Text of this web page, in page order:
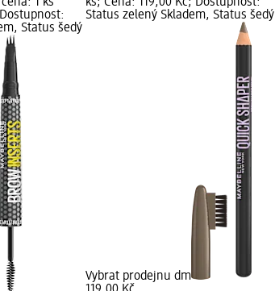
1 ks
Status šedý
ks; Cena: 119,00 Kč; Dostupnost:
Status zelený Skladem, Status šedý
Vybrat prodejnu dm